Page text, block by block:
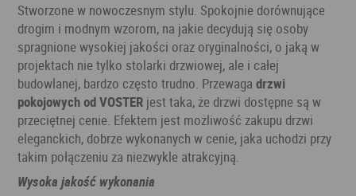
Stworzone w nowoczesnym stylu. Spokojnie dorównujące
drogim i modnym wzorom, na jakie decydują się osoby
spragnione wysokiej jakości oraz oryginalności, o jaką w
projektach nie tylko stolarki drzwiowej, ale i całej
budowlanej, bardzo często trudno. Przewagadrzwi
pokojowych od VOSTER jest taka, że drzwi dostępne są w
przeciętnej cenie. Efektem jest możliwość zakupu drzwi
eleganckich, dobrze wykonanych w cenie, jaka uchodzi przy
takim połączeniu za niezwykle atrakcyjną.
Wysoka jakość wykonania